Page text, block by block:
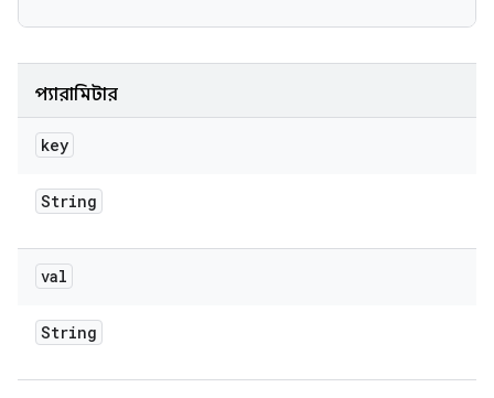
প্যারামিটার
key
String
val
String